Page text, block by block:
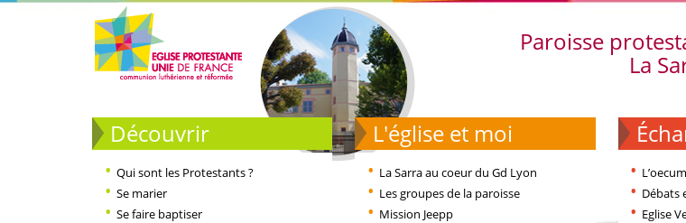
Paroisse
La
Découvrir
Qui sont les Protestants ?
Se marier
Se faire baptiser
L'église et moi
La Sarra au coeur du Gd Lyon
Les groupes de la paroisse
Mission Jeepp
Débats
Eglise